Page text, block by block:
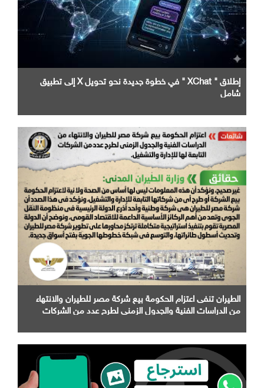
إطلاق " XChat " في خطوة جديدة نحو تحويل X إلى تطبيق
شامل
الطيران تنفى اعتزام الحكومة بيع شركة مصر للطيران والانتهاء
من الدراسات الفنية والجدول الزمني لطرح عدد من الشركات